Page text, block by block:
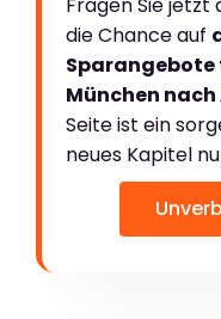
die Chance auf
Sparangebote
München
Seite ist ein
neues Kapitel